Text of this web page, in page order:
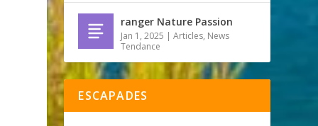
ranger Nature Passion
Jan 1, 2025 |Articles, News
Tendance
ESCAPADES